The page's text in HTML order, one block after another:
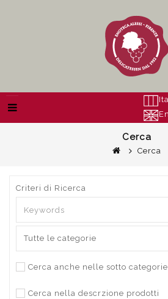
Cerca
Cerca
Criteri di Ricerca
Cerca anche nelle sotto categorie
Cerca nella descrzione prodotti